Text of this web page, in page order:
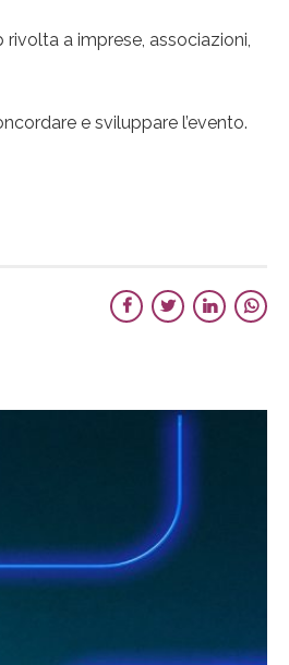
a imprese, associazioni,
e sviluppare l’evento.